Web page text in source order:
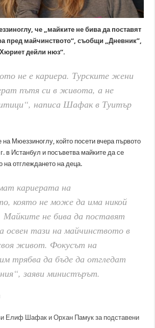
че „майките не бива да поставят
пред майчинството“, съобщи „Дневник”,
дейли нюз“.
не е кариера. Турските жени
пътя си в живота, а не
написа Шафак в Туитър
на Мюеззиноглу, който посети вчера първото
в Истанбул и посъветва майките да се
на отглеждането на деца.
кариерата на
която не може да има никой
Майките не бива да поставят
освен тази на майчинството в
живот. Фокусът на
трябва да бъде да отгледат
заяви министърът.
Елиф Шафак и Орхан Памук за подставени